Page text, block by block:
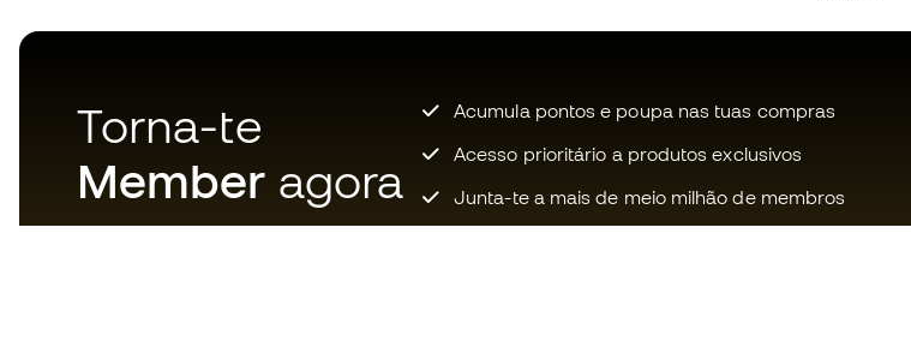
Torna-te
Member agora
Acumula pontos e poupa nas tuas compras
Acesso prioritário a produtos exclusivos
Junta-te a mais de meio milhão de membros